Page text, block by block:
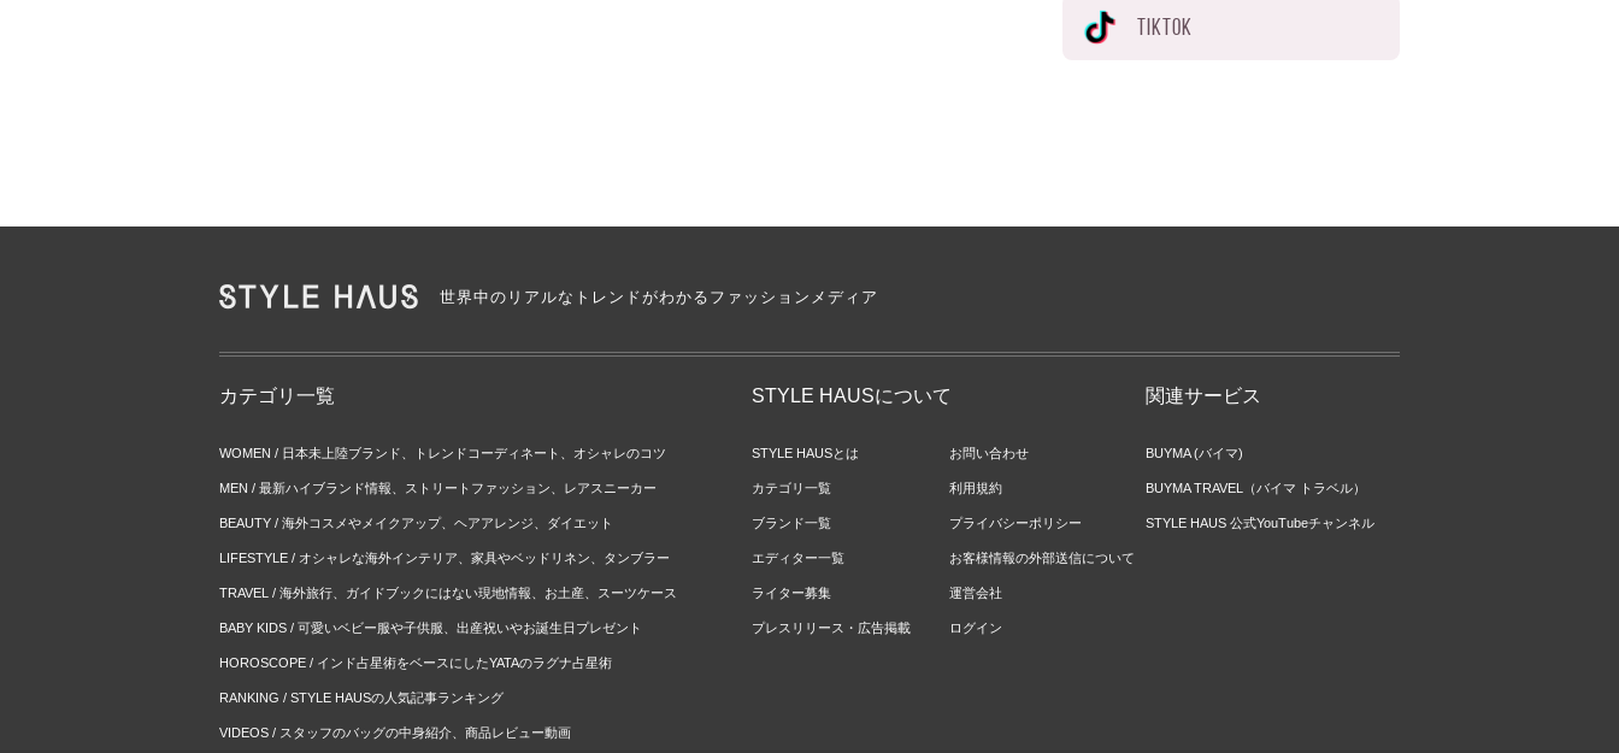
TIKTOK
世界中のリアルなトレンドがわかるファッションメディア
カテゴリ一覧
WOMEN / 日本未上陸ブランド、トレンドコーディネート、オシャレのコツ
MEN / 最新ハイブランド情報、ストリートファッション、レアスニーカー
BEAUTY / 海外コスメやメイクアップ、ヘアアレンジ、ダイエット
LIFESTYLE / オシャレな海外インテリア、家具やベッドリネン、タンブラー
TRAVEL / 海外旅行、ガイドブックにはない現地情報、お土産、スーツケース
BABY KIDS / 可愛いベビー服や子供服、出産祝いやお誕生日プレゼント
HOROSCOPE / インド占星術をベースにしたYATAのラグナ占星術
RANKING / STYLE HAUSの人気記事ランキング
VIDEOS / スタッフのバッグの中身紹介、商品レビュー動画
STYLE HAUSについて
STYLE HAUSとは
カテゴリ一覧
ブランド一覧
エディター一覧
ライター募集
プレスリリース・広告掲載
お問い合わせ
利用規約
プライバシーポリシー
お客様情報の外部送信について
運営会社
ログイン
関連サービス
BUYMA (バイマ)
BUYMA TRAVEL（バイマ トラベル）
STYLE HAUS 公式YouTubeチャンネル